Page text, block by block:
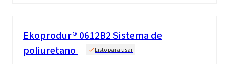
Ekoprodur® 0612B2 Sistema de
poliuretano
Listo para usar